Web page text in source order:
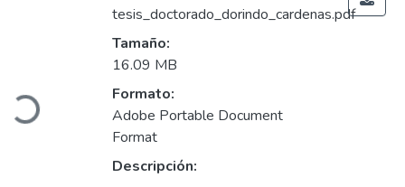
Cargando...
tesis_doctorado_dorindo_cardenas.pdf
Tamaño:
16.09 MB
Formato:
Adobe Portable Document
Format
Descripción: